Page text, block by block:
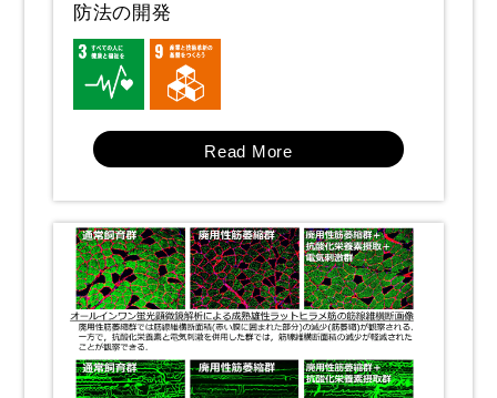
防法の開発
Read More